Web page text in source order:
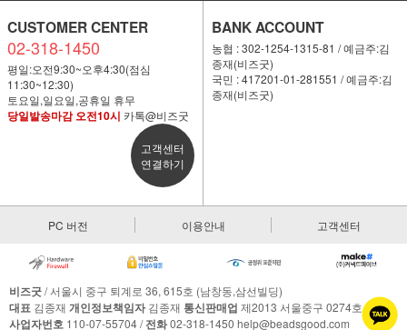
CUSTOMER CENTER
02-318-1450
평일:오전9:30~오후4:30(점심
11:30~12:30)
토요일,일요일,공휴일 휴무
당일발송마감 오전10시 카톡@비즈굿
고객센터
연결하기
BANK ACCOUNT
농협 : 302-1254-1315-81 / 예금주:김
종재(비즈굿)
국민 : 417201-01-281551 / 예금주:김
종재(비즈굿)
PC 버전 이용안내 고객센터
비즈굿/ 서울시 중구 퇴계로 36, 615호 (남창동,삼선빌딩)
대표 김종재 개인정보책임자김종재 통신판매업 제2013 서울중구 0274호
사업자번호 110-07-55704 /전화02-318-1450 help@beadsgood.com